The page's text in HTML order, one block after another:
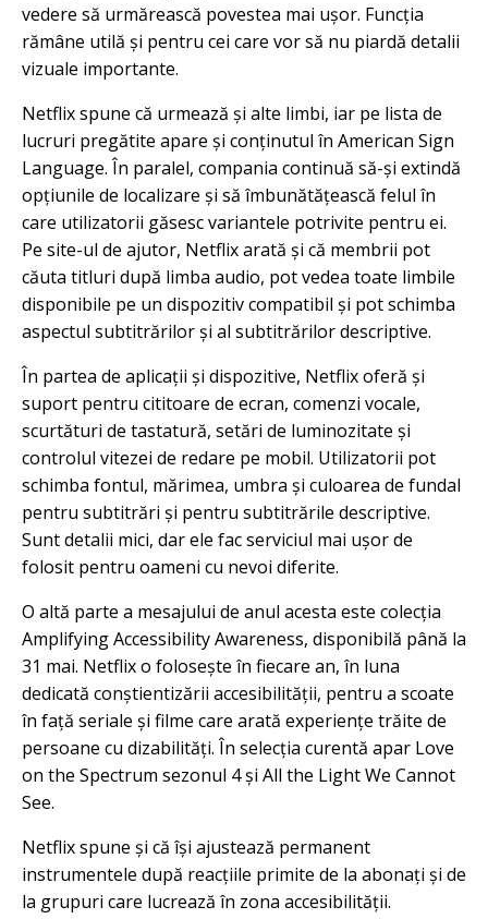
vedere să urmărească povestea mai ușor. Funcția
rămâne utilă și pentru cei care vor să nu piardă detalii
vizuale importante.
Netflix spune că urmează și alte limbi, iar pe lista de
lucruri pregătite apare și conținutul în American Sign
Language. În paralel, compania continuă să-și extindă
opțiunile de localizare și să îmbunătățească felul în
care utilizatorii găsesc variantele potrivite pentru ei.
Pe site-ul de ajutor, Netflix arată și că membrii pot
căuta titluri după limba audio, pot vedea toate limbile
disponibile pe un dispozitiv compatibil și pot schimba
aspectul subtitrărilor și al subtitrărilor descriptive.
În partea de aplicații și dispozitive, Netflix oferă și
suport pentru cititoare de ecran, comenzi vocale,
scurtături de tastatură, setări de luminozitate și
controlul vitezei de redare pe mobil. Utilizatorii pot
schimba fontul, mărimea, umbra și culoarea de fundal
pentru subtitrări și pentru subtitrările descriptive.
Sunt detalii mici, dar ele fac serviciul mai ușor de
folosit pentru oameni cu nevoi diferite.
O altă parte a mesajului de anul acesta este colecția
Amplifying Accessibility Awareness, disponibilă până la
31 mai. Netflix o folosește în fiecare an, în luna
dedicată conștientizării accesibilității, pentru a scoate
în față seriale și filme care arată experiențe trăite de
persoane cu dizabilități. În selecția curentă apar Love
on the Spectrum sezonul 4 și All the Light We Cannot
See.
Netflix spune și că își ajustează permanent
instrumentele după reacțiile primite de la abonați și de
la grupuri care lucrează în zona accesibilității.